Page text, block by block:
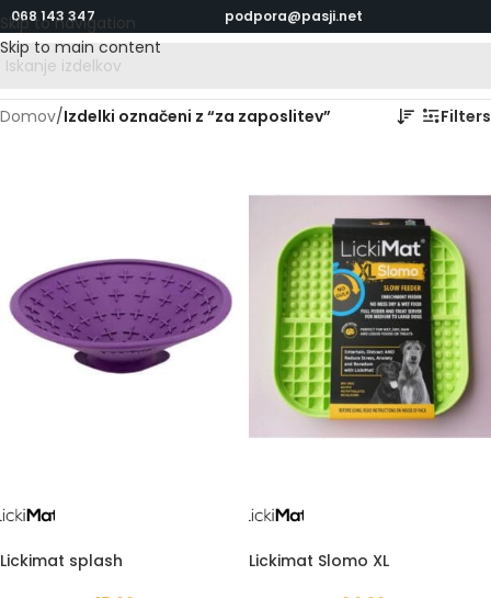
Skip to navigation
Skip to main content
068 143 347 podpora@pasji.net
Domov/Izdelki označeni z “za zaposlitev” Filters
Lickimat splash
Lickimat Slomo XL